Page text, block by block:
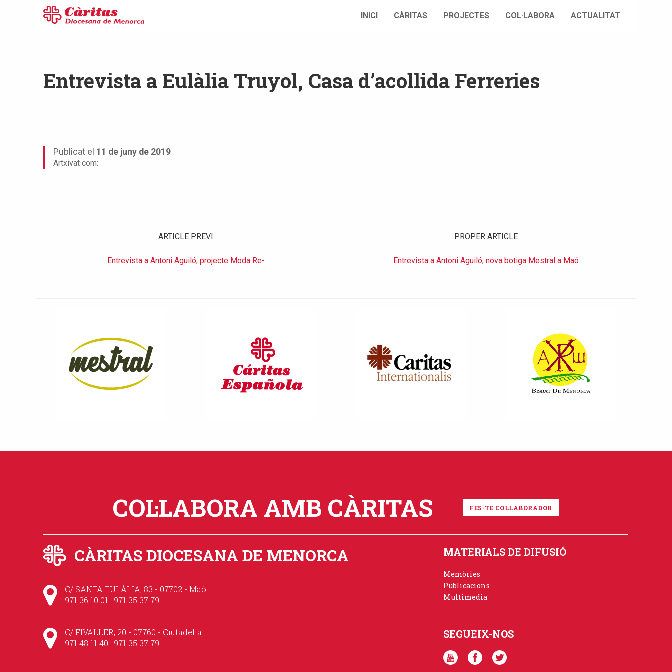
INICI CÀRITAS PROJECTES COL·LABORA ACTUALITAT
Entrevista a Eulàlia Truyol, Casa d’acollida Ferreries
Publicat el 11 de juny de 2019
Artxivat com:
ARTICLE PREVI
Entrevista a Antoni Aguiló, projecte Moda Re-
PROPER ARTICLE
Entrevista a Antoni Aguiló, nova botiga Mestral a Maó
COL·LABORA AMB CÀRITAS FES-TE COL·LABORADOR
CÀRITAS DIOCESANA DE MENORCA
C/ SANTA EULÀLIA, 83 - 07702 - Maó
971 36 10 01 | 971 35 37 79
C/ FIVALLER, 20 - 07760 - Ciutadella
971 48 11 40 | 971 35 37 79
MATERIALS DE DIFUSIÓ
Memòries
Publicacions
Multimedia
SEGUEIX-NOS